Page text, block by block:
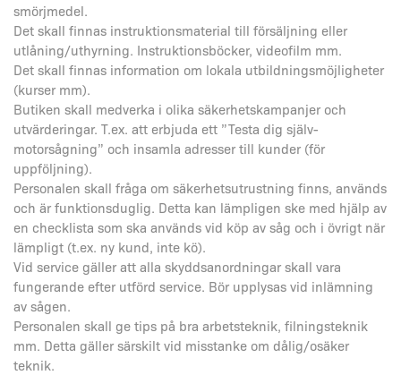
smörjmedel.
Det skall finnas instruktionsmaterial till försäljning eller
utlåning/uthyrning. Instruktionsböcker, videofilm mm.
Det skall finnas information om lokala utbildningsmöjligheter
(kurser mm).
Butiken skall medverka i olika säkerhetskampanjer och
utvärderingar. T.ex. att erbjuda ett ”Testa dig själv-
motorsågning” och insamla adresser till kunder (för
uppföljning).
Personalen skall fråga om säkerhetsutrustning finns, används
och är funktionsduglig. Detta kan lämpligen ske med hjälp av
en checklista som ska används vid köp av såg och i övrigt när
lämpligt (t.ex. ny kund, inte kö).
Vid service gäller att alla skyddsanordningar skall vara
fungerande efter utförd service. Bör upplysas vid inlämning
av sågen.
Personalen skall ge tips på bra arbetsteknik, filningsteknik
mm. Detta gäller särskilt vid misstanke om dålig/osäker
teknik.